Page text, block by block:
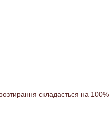
складається на